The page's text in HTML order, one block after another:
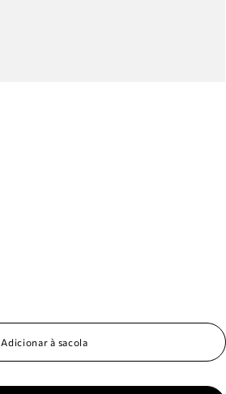
Adicionar à sacola